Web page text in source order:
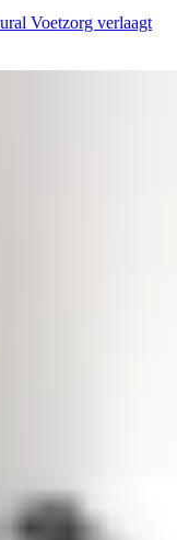
Voetzorg verlaagt